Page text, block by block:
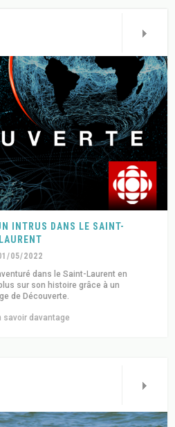
INTRUS DANS LE SAINT-
LAURENT
05/2022
dans le Saint-Laurent en
sur son histoire grâce à un
de Découverte.
savoir davantage